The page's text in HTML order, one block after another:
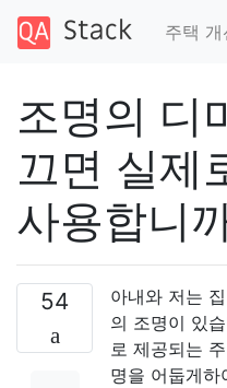
주택 개
조명의 디
끄면 실제
사용합니
54
아내와 저는
의 조명이 있
로 제공되는
명을 어둡게하